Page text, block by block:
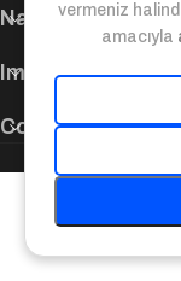
Navigation
Important Links
Contact Us
© 2025.
vermeniz
amacıyla